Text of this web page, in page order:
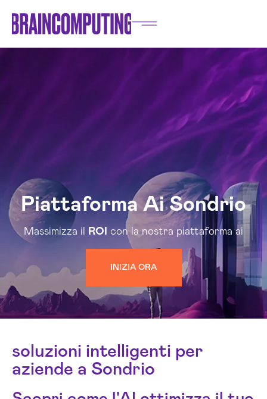
Piattaforma Ai Sondrio
Massimizza il ROI con la nostra piattaforma ai
INIZIA ORA
soluzioni intelligenti per
aziende a Sondrio